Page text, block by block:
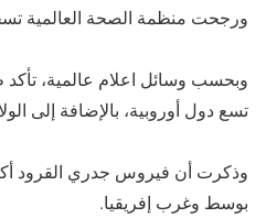
ورجحت منظمة الصحة العالمية
وبحسب وسائل اعلام عالمية،
تسع دول أوروبية، بالإضافة إلى
وذكرت أن فيروس جدري القرود
بوسط وغرب إفريقيا.